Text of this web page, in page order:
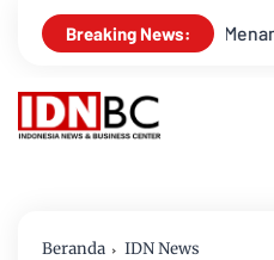
Breaking News:
Untuk Menanggulangi
Beranda IDN News